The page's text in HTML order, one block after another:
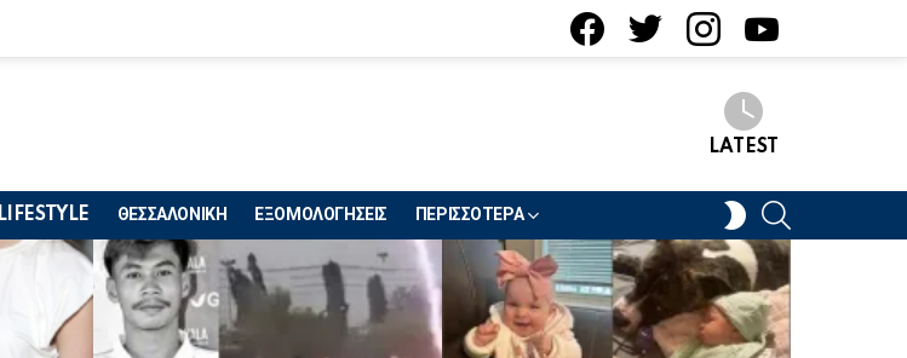
LATEST
LIFESTYLE ΘΕΣΣΑΛΟΝΙΚΗ ΕΞΟΜΟΛΟΓΗΣΕΙΣ ΠΕΡΙΣΣΟΤΕΡΑ
SWITCH
SKIN